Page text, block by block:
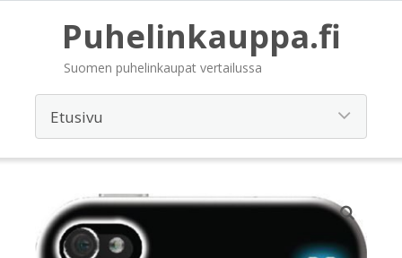
Puhelinkauppa.fi
Suomen puhelinkaupat vertailussa